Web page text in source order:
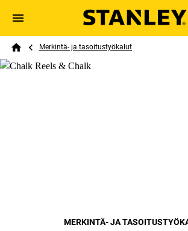
Skip to main content
Search
Breadcrumb
Merkintä- ja tasoitustyökalut
MERKINTÄ- JA